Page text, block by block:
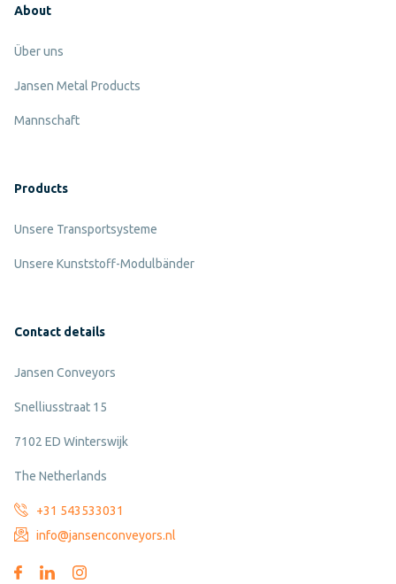
About
Über uns
Jansen Metal Products
Mannschaft
Products
Unsere Transportsysteme
Unsere Kunststoff-Modulbänder
Contact details
Jansen Conveyors
Snelliusstraat 15
7102 ED Winterswijk
The Netherlands
+31 543533031
info@jansenconveyors.nl